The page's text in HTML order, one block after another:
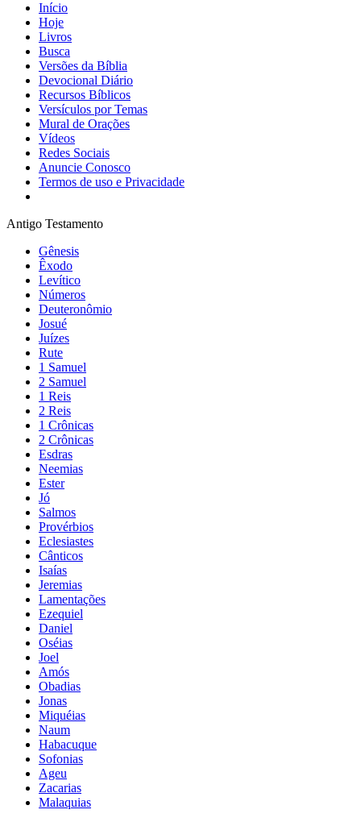
Início
Hoje
Livros
Busca
Versões da Bíblia
Devocional Diário
Recursos Bíblicos
Versículos por Temas
Mural de Orações
Vídeos
Redes Sociais
Anuncie Conosco
Termos de uso e Privacidade
Antigo Testamento
Gênesis
Êxodo
Levítico
Números
Deuteronômio
Josué
Juízes
Rute
1 Samuel
2 Samuel
1 Reis
2 Reis
1 Crônicas
2 Crônicas
Esdras
Neemias
Ester
Jó
Salmos
Provérbios
Eclesiastes
Cânticos
Isaías
Jeremias
Lamentações
Ezequiel
Daniel
Oséias
Joel
Amós
Obadias
Jonas
Miquéias
Naum
Habacuque
Sofonias
Ageu
Zacarias
Malaquias